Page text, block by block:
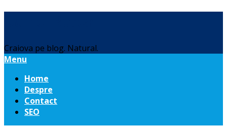
Craiova pe blog. Natural.
Menu
Home
Despre
Contact
SEO